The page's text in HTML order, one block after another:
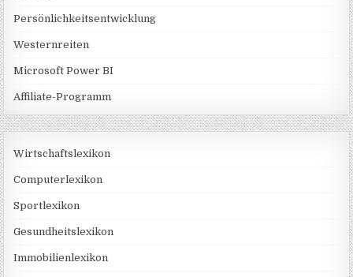
Persönlichkeitsentwicklung
Westernreiten
Microsoft Power BI
Affiliate-Programm
Wirtschaftslexikon
Computerlexikon
Sportlexikon
Gesundheitslexikon
Immobilienlexikon